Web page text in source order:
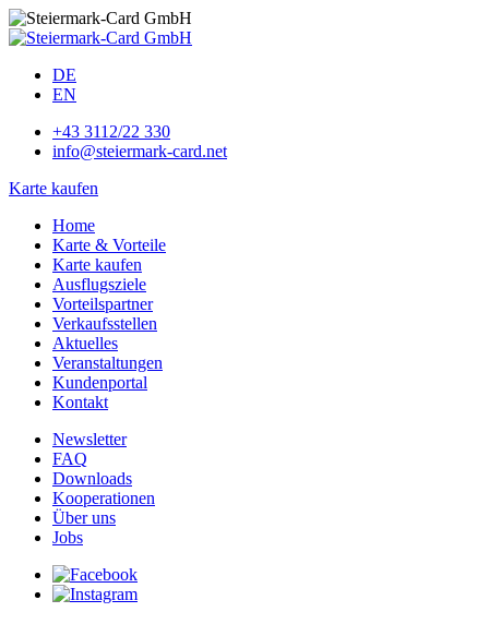
DE
EN
+43 3112/22 330
info@steiermark-card.net
Karte kaufen
Home
Karte & Vorteile
Karte kaufen
Ausflugsziele
Vorteilspartner
Verkaufsstellen
Aktuelles
Veranstaltungen
Kundenportal
Kontakt
Newsletter
FAQ
Downloads
Kooperationen
Über uns
Jobs